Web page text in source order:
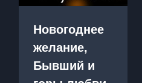
Новогоднее
желание,
Бывший и